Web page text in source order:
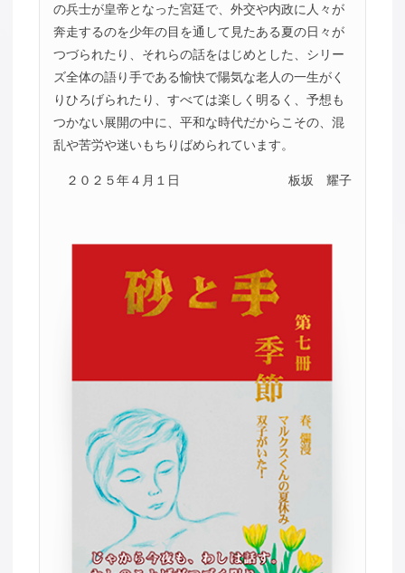
の兵士が皇帝となった宮廷で、外交や内政に人々が
奔走するのを少年の目を通して見たある夏の日々が
つづられたり、それらの話をはじめとした、シリー
ズ全体の語り手である愉快で陽気な老人の一生がく
りひろげられたり、すべては楽しく明るく、予想も
つかない展開の中に、平和な時代だからこその、混
乱や苦労や迷いもちりばめられています。
２０２５年４月１日 板坂 耀子